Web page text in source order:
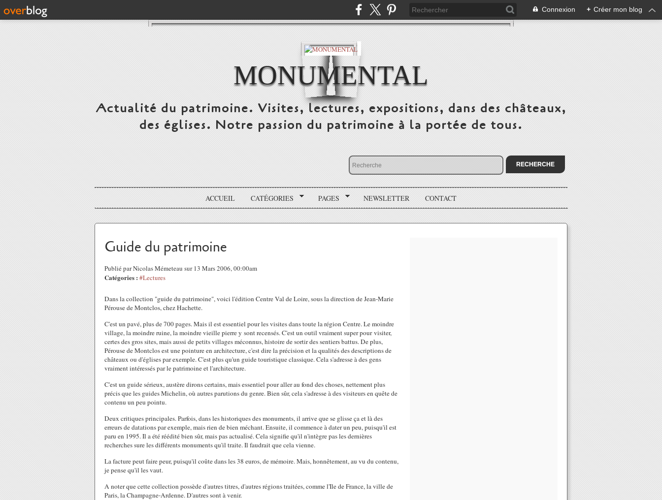
Connexion + Créer mon blog
MONUMENTAL
Actualité du patrimoine. Visites, lectures, expositions, dans des châteaux,
des églises. Notre passion du patrimoine à la portée de tous.
ACCUEIL CATÉGORIES PAGES NEWSLETTER CONTACT
Guide du patrimoine
Publié par Nicolas Mémeteau sur 13 Mars 2006, 00:00am
Catégories : #Lectures
Dans la collection "guide du patrimoine", voici l'édition Centre Val de Loire, sous la direction de Jean-Marie
Pérouse de Montclos, chez Hachette.
C'est un pavé, plus de 700 pages. Mais il est essentiel pour les visites dans toute la région Centre. Le moindre
village, la moindre ruine, la moindre vieille pierre y sont recensés. C'est un outil vraiment super pour visiter,
certes des gros sites, mais aussi de petits villages méconnus, histoire de sortir des sentiers battus. De plus,
Pérouse de Montclos est une pointure en architecture, c'est dire la précision et la qualités des descriptions de
châteaux ou d'églises par exemple. C'est plus qu'un guide touristique classique. Cela s'adresse à des gens
vraiment intéressés par le patrimoine et l'architecture.
C'est un guide sérieux, austère dirons certains, mais essentiel pour aller au fond des choses, nettement plus
précis que les guides Michelin, où autres parutions du genre. Bien sûr, cela s'adresse à des visiteurs en quête de
contenu un peu pointu.
Deux critiques principales. Parfois, dans les historiques des monuments, il arrive que se glisse ça et là des
erreurs de datations par exemple, mais rien de bien méchant. Ensuite, il commence à dater un peu, puisqu'il est
paru en 1995. Il a été réédité bien sûr, mais pas actualisé. Cela signifie qu'il n'intègre pas les dernières
recherches sure les différents monuments qu'il traite. Il faudrait que cela vienne.
La facture peut faire peur, puisqu'il coûte dans les 38 euros, de mémoire. Mais, honnêtement, au vu du contenu,
je pense qu'il les vaut.
A noter que cette collection possède d'autres titres, d'autres régions traitées, comme l'Ile de France, la ville de
Paris, la Champagne-Ardenne. D'autres sont à venir.